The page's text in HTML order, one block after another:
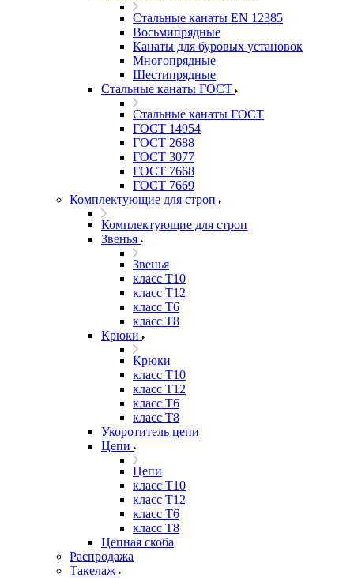
Стальные канаты EN 12385
Восьмипрядные
Канаты для буровых установок
Многопрядные
Шестипрядные
Стальные канаты ГОСТ
Стальные канаты ГОСТ
ГОСТ 14954
ГОСТ 2688
ГОСТ 3077
ГОСТ 7668
ГОСТ 7669
Комплектующие для строп
Комплектующие для строп
Звенья
Звенья
класс Т10
класс Т12
класс Т6
класс Т8
Крюки
Крюки
класс Т10
класс Т12
класс Т6
класс Т8
Укоротитель цепи
Цепи
Цепи
класс Т10
класс Т12
класс Т6
класс Т8
Цепная скоба
Распродажа
Такелаж